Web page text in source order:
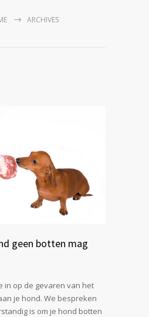
ARCHIVES
geen botten mag
in op de gevaren van het
je hond. We bespreken
is om je hond botten